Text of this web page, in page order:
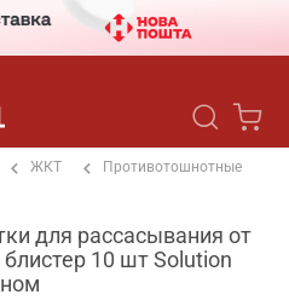
ЖКТ Противотошнотные
для рассасывания от
10 шт Solution